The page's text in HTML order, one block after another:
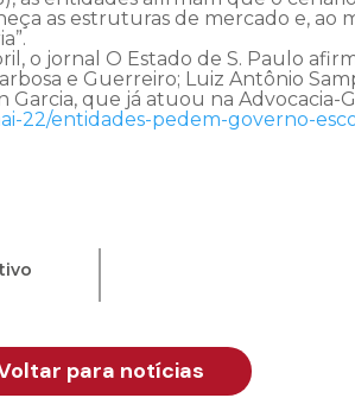
as estruturas de mercado e, ao
o jornal O Estado de S. Paulo
e Guerreiro; Luiz Antônio
que já atuou na Advocacia-
22/entidades-pedem-governo-
para notícias